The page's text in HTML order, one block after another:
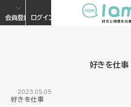
会員登録 ログイン
好きを仕事
2023.05.05
好きを仕事